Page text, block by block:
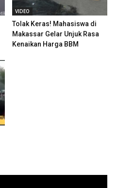
VIDEO
Tolak Keras! Mahasiswa di
Makassar Gelar Unjuk Rasa
Kenaikan Harga BBM